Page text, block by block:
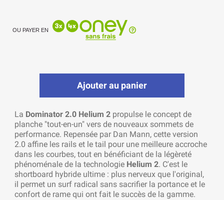
OU PAYER EN
Ajouter au panier
La Dominator 2.0 Helium 2 propulse le concept de
planche "tout-en-un" vers de nouveaux sommets de
performance. Repensée par Dan Mann, cette version
2.0 affine les rails et le tail pour une meilleure accroche
dans les courbes, tout en bénéficiant de la légèreté
phénoménale de la technologie Helium 2. C'est le
shortboard hybride ultime : plus nerveux que l'original,
il permet un surf radical sans sacrifier la portance et le
confort de rame qui ont fait le succès de la gamme.